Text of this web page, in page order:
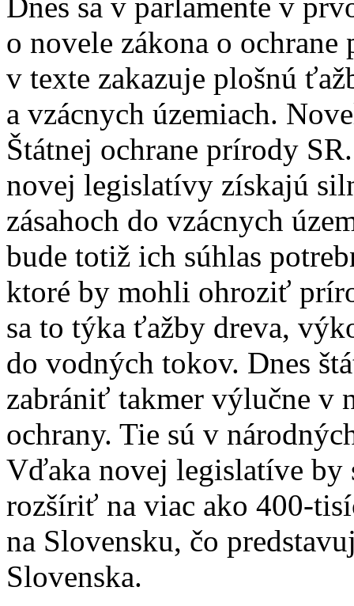
o novele zákona o
v texte zakazuje plošnú
a vzácnych územiach.
Štátnej ochrane prírody
novej legislatívy získajú
zásahoch do vzácnych
bude totiž ich súhlas
ktoré by mohli ohroziť
sa to týka ťažby dreva,
do vodných tokov. Dnes
zabrániť takmer výlučne v
ochrany. Tie sú v
Vďaka novej legislatíve by
rozšíriť na viac ako 400-
na Slovensku, čo
Slovenska.